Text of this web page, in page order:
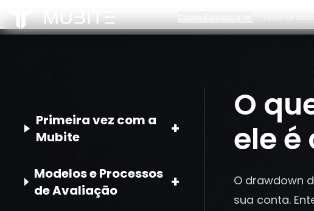
Escalonamento de Conta
Teste Gratuito
Parcerias
/
O que é o Drawdown Diário e como ele é calculado?
Primeira vez com a
Mubite
+
Modelos e Processos
de Avaliação
+
O
ele
O drawdown
sua conta.